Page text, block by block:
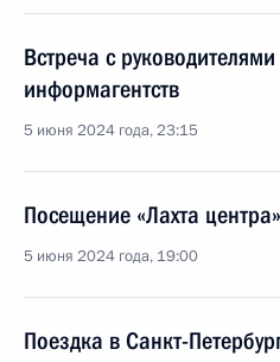
Встреча с
информагентств
5 июня 2024 года, 23:15
Посещение «Лахта центра»
5 июня 2024 года, 19:00
Поездка в Санкт-